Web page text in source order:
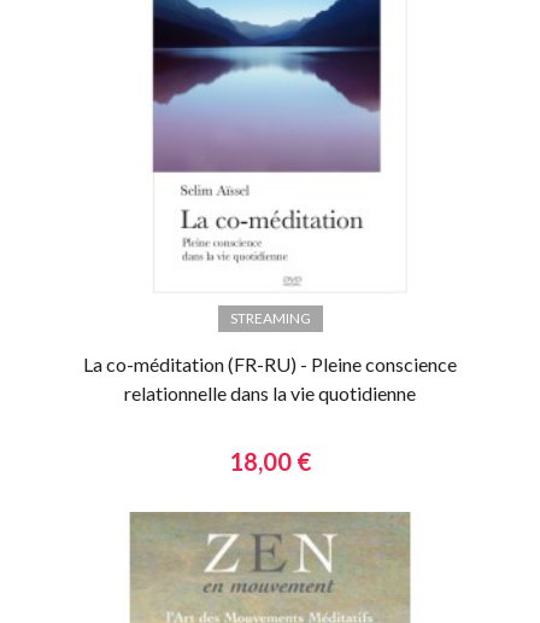
STREAMING
La co-méditation (FR-RU) - Pleine conscience
relationnelle dans la vie quotidienne
18,00 €